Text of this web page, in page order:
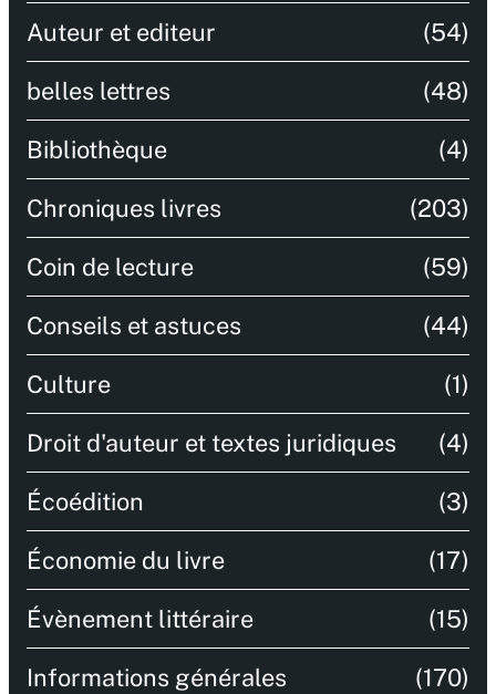
Auteur et editeur (54)
belles lettres (48)
Bibliothèque (4)
Chroniques livres (203)
Coin de lecture (59)
Conseils et astuces (44)
Culture (1)
Droit d'auteur et textes juridiques (4)
Écoédition (3)
Économie du livre (17)
Évènement littéraire (15)
Informations générales (170)